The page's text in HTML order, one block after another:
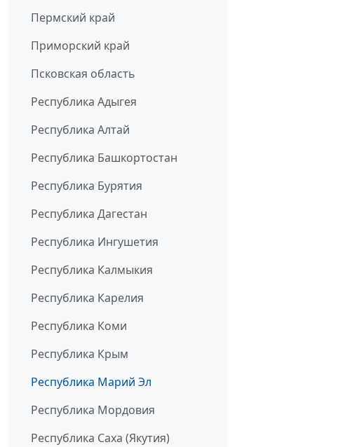
Пермский край
Приморский край
Псковская область
Республика Адыгея
Республика Алтай
Республика Башкортостан
Республика Бурятия
Республика Дагестан
Республика Ингушетия
Республика Калмыкия
Республика Карелия
Республика Коми
Республика Крым
Республика Марий Эл
Республика Мордовия
Республика Саха (Якутия)